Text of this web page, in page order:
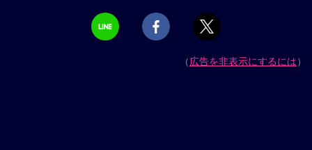
（広告を非表示にするには）